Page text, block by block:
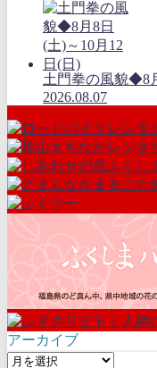
土門拳の風貌◆8
2026.08.07
アーカイブ
ア